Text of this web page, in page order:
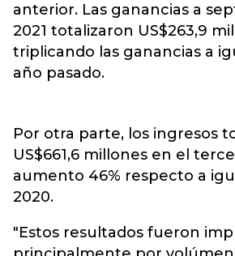
anterior. Las ganancias a
2021 totalizaron US$263,9
triplicando las ganancias a
año pasado.
Por otra parte, los ingresos
US$661,6 millones en el
aumento 46% respecto a
2020.
"Estos resultados fueron